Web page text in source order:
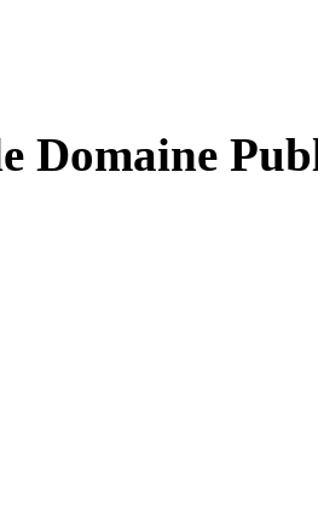
Domaine